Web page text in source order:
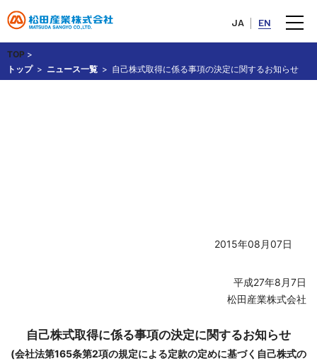
TOP >
トップ
ニュース一覧 自己株式取得に係る事項の決定に関するお知らせ
2015年08月07日
平成27年8月7日
松田産業株式会社
自己株式取得に係る事項の決定に関するお知らせ
(会社法第165条第2項の規定による定款の定めに基づく自己株式の
JA EN